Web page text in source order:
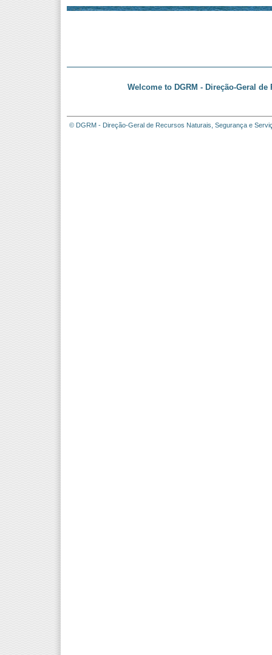
Welcome to DGRM - Direção-Geral
© DGRM - Direção-Geral de Recursos Naturais, Segurança e